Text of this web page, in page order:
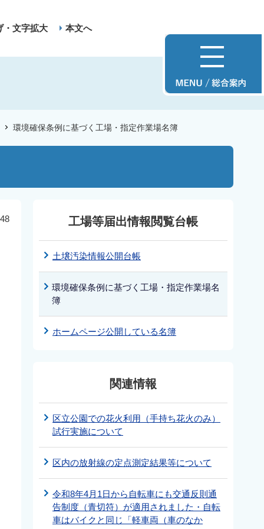
・文字拡大 本文へ
環境確保条例に基づく工場・指定作業場名簿
工場等届出情報閲覧台帳
土壌汚染情報公開台帳
環境確保条例に基づく工場・指定作業場名
簿
ホームページ公開している名簿
関連情報
区立公園での花火利用（手持ち花火のみ）
試行実施について
区内の放射線の定点測定結果等について
令和8年4月1日から自転車にも交通反則通
告制度（青切符）が適用されました・自転
車はバイクと同じ「軽車両（車のなか